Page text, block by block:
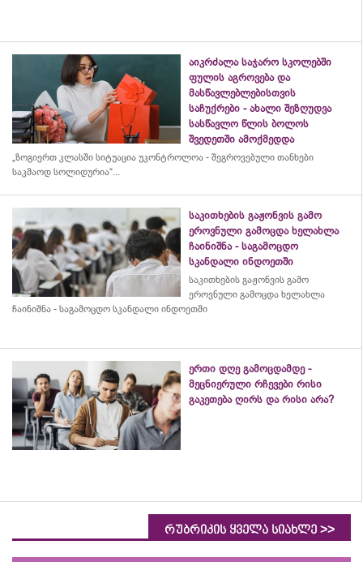
აიკრძალა საჯარო სკოლებში
ფულის აგროვება და
მასწავლებლებისთვის
საჩუქრები - ახალი შეზღუდვა
სასწავლო წლის ბოლოს
შვედეთში ამოქმედდა
„ზოგიერთ კლასში სიტუაცია უკონტროლოა - შეგროვებული თანხები
საკმაოდ სოლიდურია“...
საკითხების გაჟონვის გამო
ეროვნული გამოცდა ხელახლა
ჩაინიშნა - საგამოცდო
სკანდალი ინდოეთში
საკითხების გაჟონვის გამო
ეროვნული გამოცდა ხელახლა
ჩაინიშნა - საგამოცდო სკანდალი ინდოეთში
ერთი დღე გამოცდამდე -
მეცნიერული რჩევები რისი
გაკეთება ღირს და რისი არა?
რუბრიკის ყველა სიახლე >>